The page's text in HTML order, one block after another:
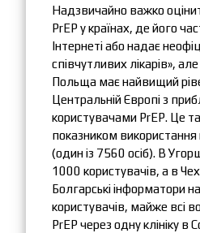
Надзвичайно важко
PrEP у країнах, де його
Інтернеті або надає
співчутливих лікарів»,
Польща має найвищий
Центральній Європі з
користувачами PrEP. Це
показником
(один із 7560 осіб). В
1000 користувачів, а в
Болгарські інформатори
користувачів, майже всі
PrEP через одну клініку в